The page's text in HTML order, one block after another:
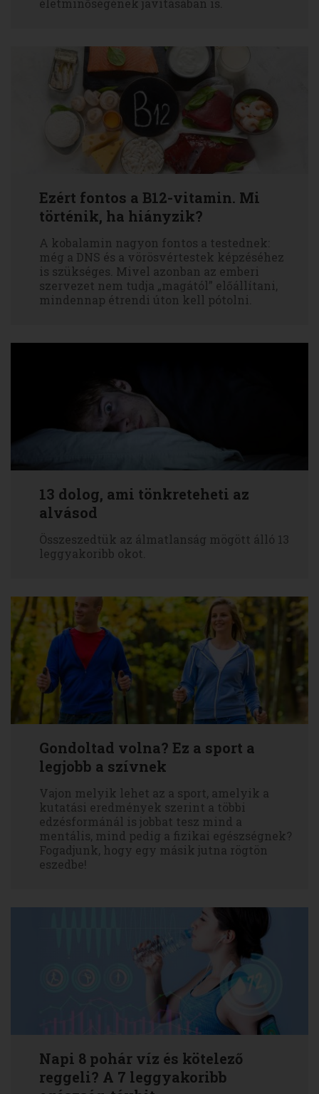
életminőségének javításában is.
Ezért fontos a B12-vitamin. Mi
történik, ha hiányzik?
A kobalamin nagyon fontos a testednek:
még a DNS és a vörösvértestek képzéséhez
is szükséges. Mivel azonban az emberi
szervezet nem tudja „magától” előállítani,
mindennap étrendi úton kell pótolni.
13 dolog, ami tönkreteheti az
alvásod
Összeszedtük az álmatlanság mögött álló 13
leggyakoribb okot.
Gondoltad volna? Ez a sport a
legjobb a szívnek
Vajon melyik lehet az a sport, amelyik a
kutatási eredmények szerint a többi
edzésformánál is jobbat tesz mind a
mentális, mind pedig a fizikai egészségnek?
Fogadjunk, hogy egy másik jutna rögtön
eszedbe!
Napi 8 pohár víz és kötelező
reggeli? A 7 leggyakoribb